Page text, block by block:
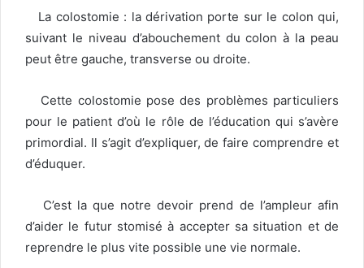
La colostomie : la dérivation porte sur le colon qui,
suivant le niveau d’abouchement du colon à la peau
peut être gauche, transverse ou droite.
Cette colostomie pose des problèmes particuliers
pour le patient d’où le rôle de l’éducation qui s’avère
primordial. Il s’agit d’expliquer, de faire comprendre et
d’éduquer.
C’est la que notre devoir prend de l’ampleur afin
d’aider le futur stomisé à accepter sa situation et de
reprendre le plus vite possible une vie normale.